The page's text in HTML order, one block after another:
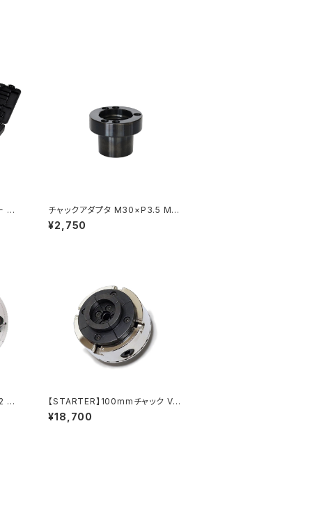
ッ
用
チャックアダプタ M30×P3.5 M3
3×P3.5
¥2,750
1
【STARTER】100mmチャック V2
木工旋盤用 1インチ×8tpi 1-1/4
インチ×8tpi（ボディ＋標準ジョー
¥18,700